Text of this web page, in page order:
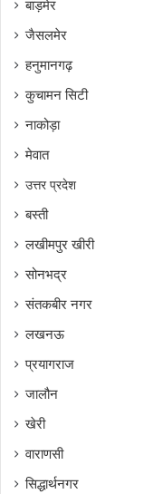
बाड़मेर
जैसलमेर
हनुमानगढ़
कुचामन सिटी
नाकोड़ा
मेवात
उत्तर प्रदेश
बस्ती
लखीमपुर खीरी
सोनभद्र
संतकबीर नगर
लखनऊ
प्रयागराज
जालौन
खेरी
वाराणसी
सिद्धार्थनगर